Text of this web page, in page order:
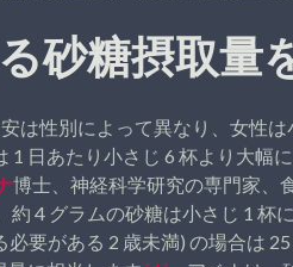
砂糖摂取量
は性別によって異なり、女性
1 日あたり小さじ 6 杯より大幅
博士、神経科学研究の専門家、
約 4 グラムの砂糖は小さじ 1
要がある 2 歳未満) の場合は